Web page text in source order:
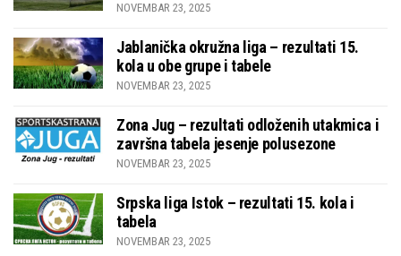
NOVEMBAR 23, 2025
Jablanička okružna liga – rezultati 15.
kola u obe grupe i tabele
NOVEMBAR 23, 2025
Zona Jug – rezultati odloženih utakmica i
završna tabela jesenje polusezone
NOVEMBAR 23, 2025
Srpska liga Istok – rezultati 15. kola i
tabela
NOVEMBAR 23, 2025